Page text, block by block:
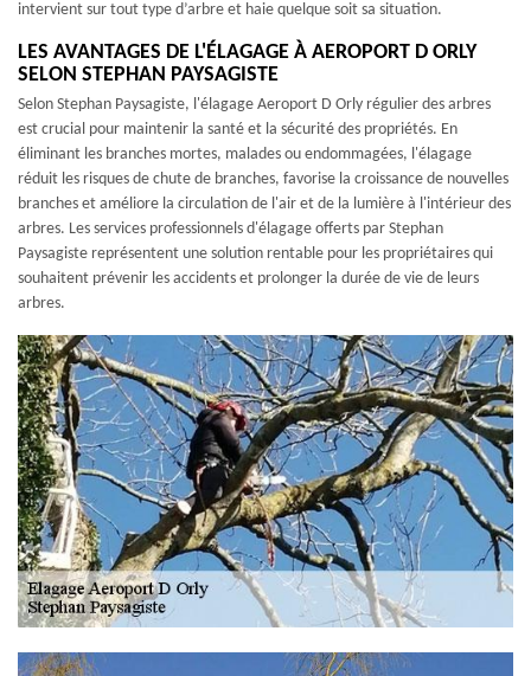
intervient sur tout type d’arbre et haie quelque soit sa situation.
LES AVANTAGES DE L'ÉLAGAGE À AEROPORT D ORLY
SELON STEPHAN PAYSAGISTE
Selon Stephan Paysagiste, l'élagage Aeroport D Orly régulier des arbres
est crucial pour maintenir la santé et la sécurité des propriétés. En
éliminant les branches mortes, malades ou endommagées, l'élagage
réduit les risques de chute de branches, favorise la croissance de nouvelles
branches et améliore la circulation de l'air et de la lumière à l'intérieur des
arbres. Les services professionnels d'élagage offerts par Stephan
Paysagiste représentent une solution rentable pour les propriétaires qui
souhaitent prévenir les accidents et prolonger la durée de vie de leurs
arbres.